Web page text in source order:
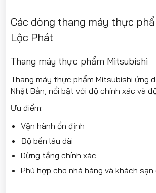
Các dòng thang máy thực
Lộc Phát
Thang máy thực phẩm Mitsubishi
Thang máy thực phẩm Mitsubishi ứng
Nhật Bản, nổi bật với độ chính xác và
Ưu điểm:
Vận hành ổn định
Độ bền lâu dài
Dừng tầng chính xác
Phù hợp cho nhà hàng và khách sạn